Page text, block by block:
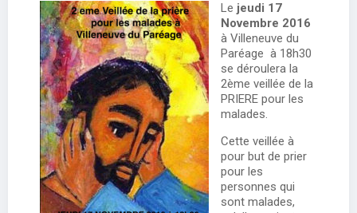
Le jeudi 17
Novembre 2016
à Villeneuve du
Paréage à 18h30
se déroulera la
2ème veillée de la
PRIERE pour les
malades.
Cette veillée à
pour but de prier
pour les
personnes qui
sont malades,